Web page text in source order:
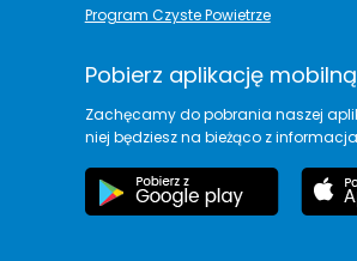
Program Czyste Powietrze
Pobierz aplikację mobilną
Zachęcamy do pobrania naszej
niej będziesz na bieżąco z